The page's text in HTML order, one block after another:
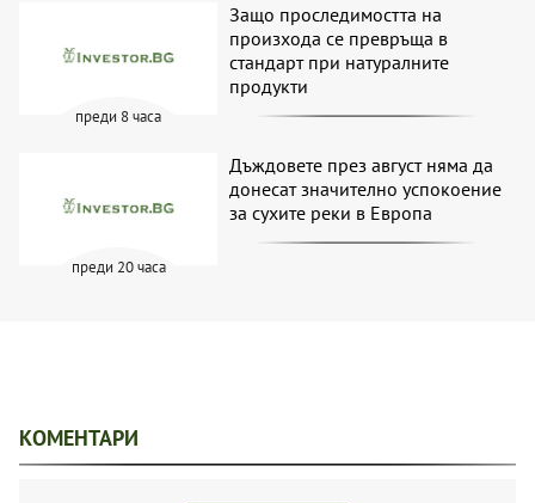
преди 8 часа
Защо проследимостта на
произхода се превръща в
стандарт при натуралните
продукти
преди 20 часа
Дъждовете през август няма да
донесат значително успокоение
за сухите реки в Европа
КОМЕНТАРИ